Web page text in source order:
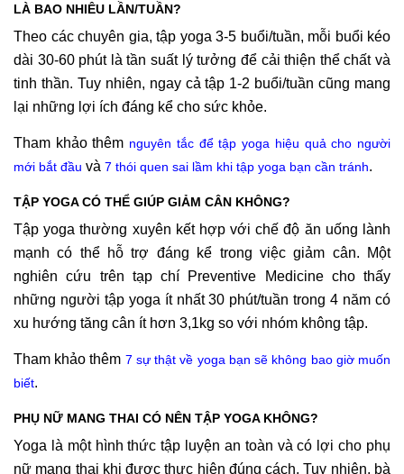
LÀ BAO NHIÊU LẦN/TUẦN?
Theo các chuyên gia, tập yoga 3-5 buổi/tuần, mỗi buổi kéo
dài 30-60 phút là tần suất lý tưởng để cải thiện thể chất và
tinh thần. Tuy nhiên, ngay cả tập 1-2 buổi/tuần cũng mang
lại những lợi ích đáng kể cho sức khỏe.
Tham khảo thêm nguyên tắc để tập yoga hiệu quả cho người
mới bắt đầu và 7 thói quen sai lầm khi tập yoga bạn cần tránh.
TẬP YOGA CÓ THỂ GIÚP GIẢM CÂN KHÔNG?
Tập yoga thường xuyên kết hợp với chế độ ăn uống lành
mạnh có thể hỗ trợ đáng kể trong việc giảm cân. Một
nghiên cứu trên tạp chí Preventive Medicine cho thấy
những người tập yoga ít nhất 30 phút/tuần trong 4 năm có
xu hướng tăng cân ít hơn 3,1kg so với nhóm không tập.
Tham khảo thêm 7 sự thật về yoga bạn sẽ không bao giờ muốn
biết.
PHỤ NỮ MANG THAI CÓ NÊN TẬP YOGA KHÔNG?
Yoga là một hình thức tập luyện an toàn và có lợi cho phụ
nữ mang thai khi được thực hiện đúng cách. Tuy nhiên, bà